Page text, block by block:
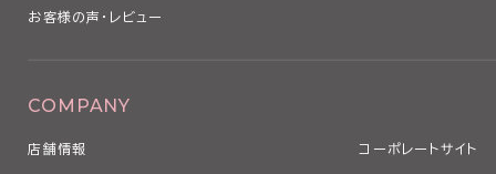
お客様の声・レビュー
COMPANY
店舗情報 コーポレートサイト